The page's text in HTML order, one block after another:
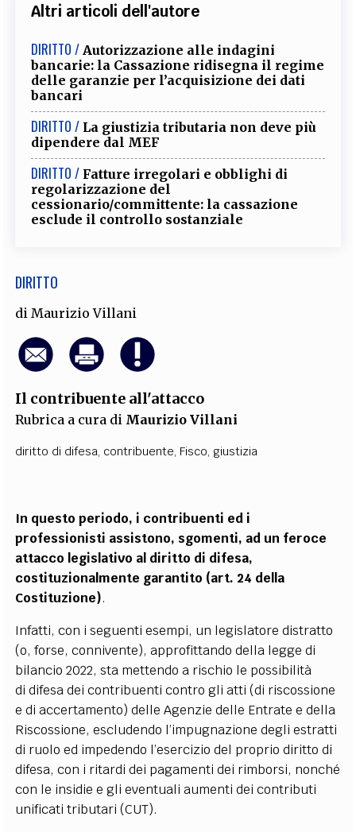
Altri articoli dell'autore
DIRITTO / Autorizzazione alle indagini
bancarie: la Cassazione ridisegna il regime
delle garanzie per l’acquisizione dei dati
bancari
DIRITTO / La giustizia tributaria non deve più
dipendere dal MEF
DIRITTO / Fatture irregolari e obblighi di
regolarizzazione del
cessionario/committente: la cassazione
esclude il controllo sostanziale
DIRITTO
di Maurizio Villani
Il contribuente all'attacco
Rubrica a cura di Maurizio Villani
diritto di difesa, contribuente, Fisco, giustizia
In questo periodo, i contribuenti ed i
professionisti assistono, sgomenti, ad un feroce
attacco legislativo al diritto di difesa,
costituzionalmente garantito (art. 24 della
Costituzione).
Infatti, con i seguenti esempi, un legislatore distratto
(o, forse, connivente),approfittando della legge di
bilancio 2022, sta mettendo a rischio le possibilità
didifesa dei contribuenti contro gli atti (di riscossione
e di accertamento) delle Agenzie delle Entrate e della
Riscossione, escludendo l’impugnazione degli estratti
di ruolo ed impedendo l’esercizio del proprio diritto di
difesa, con i ritardi dei pagamenti dei rimborsi, nonché
con le insidie e gli eventuali aumenti dei contributi
unificati tributari (CUT).